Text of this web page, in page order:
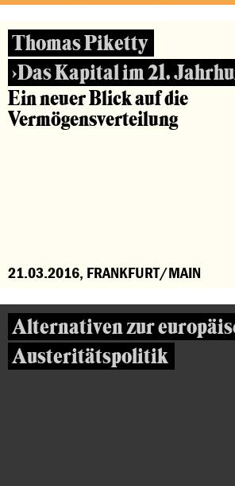
Thomas Piketty
›Das Kapital im 21.
Ein neuer Blick auf die
Vermögensverteilung
21.03.2016, FRANKFURT/MAIN
Alternativen zur
Austeritätspolitik